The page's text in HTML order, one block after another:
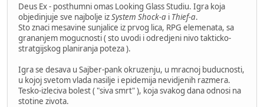
Deus Ex - posthumni omas Looking Glass Studiu. Igra koja
objedinjuje sve najbolje izSystem Shock-a i Thief-a.
Sto znaci mesavine sunjalice iz prvog lica, RPG elemenata, sa
grananjem mogucnosti ( sto uvodi i odredjeni nivo takticko-
stratgijskog planiranja poteza ).
Igra se desava u Sajber-pank okruzenju, u mracnoj buducnosti,
u kojoj svetom vlada nasilje i epidemija nevidjenih razmera.
Tesko-izleciva bolest ( "siva smrt" ), koja svakog dana odnosi na
stotine zivota.